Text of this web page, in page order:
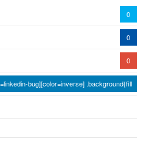
0
0
0
bug][color=inverse] .background{fill